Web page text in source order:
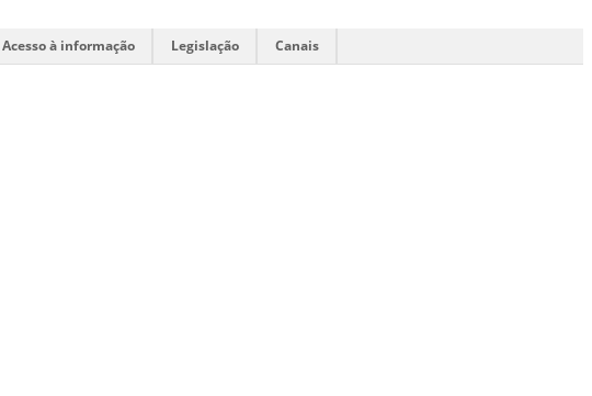
Acesso à informação Legislação Canais